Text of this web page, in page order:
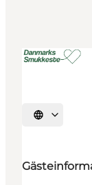
Sprache